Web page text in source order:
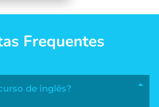
Frequentes
de inglês?